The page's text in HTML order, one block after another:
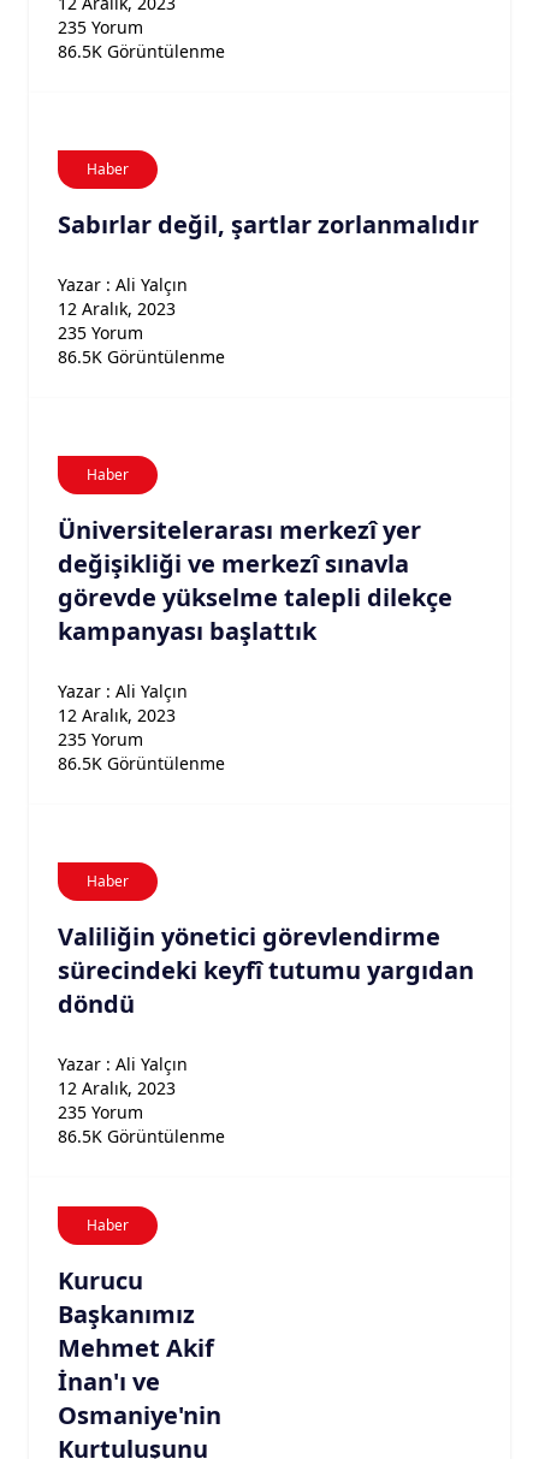
235 Yorum
86.5K Görüntülenme
Haber
Sabırlar değil, şartlar zorlanmalıdır
Yazar : Ali Yalçın
12 Aralık, 2023
235 Yorum
86.5K Görüntülenme
Haber
Üniversitelerarası merkezî yer
değişikliği ve merkezî sınavla
görevde yükselme talepli dilekçe
kampanyası başlattık
Yazar : Ali Yalçın
12 Aralık, 2023
235 Yorum
86.5K Görüntülenme
Haber
Valiliğin yönetici görevlendirme
sürecindeki keyfî tutumu yargıdan
döndü
Yazar : Ali Yalçın
12 Aralık, 2023
235 Yorum
86.5K Görüntülenme
Haber
Kurucu
Başkanımız
Mehmet Akif
İnan'ı ve
Osmaniye'nin
Kurtuluşunu